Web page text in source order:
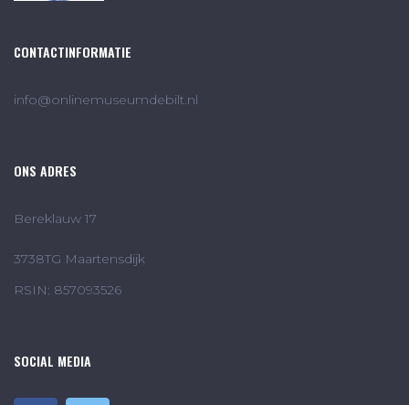
CONTACTINFORMATIE
info@onlinemuseumdebilt.nl
ONS ADRES
Bereklauw 17
3738TG Maartensdijk
RSIN: 857093526
SOCIAL MEDIA